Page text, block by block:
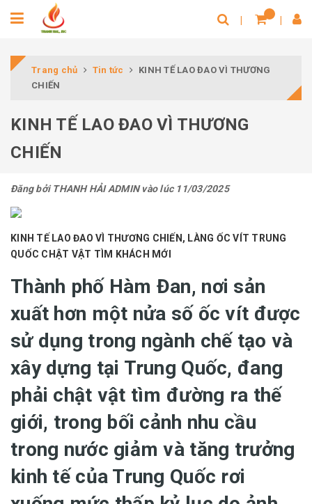
Trang chủ Tin tức
KINH TẾ LAO ĐAO VÌ THƯƠNG
CHIẾN
KINH TẾ LAO ĐAO VÌ THƯƠNG
CHIẾN
Đăng bởiTHANH HẢI ADMINvào lúc 11/03/2025
KINH TẾ LAO ĐAO VÌ THƯƠNG CHIẾN, LÀNG ỐC VÍT TRUNG
QUỐC CHẬT VẬT TÌM KHÁCH MỚI
Thành phố Hàm Đan, nơi sản
xuất hơn một nửa số ốc vít được
sử dụng trong ngành chế tạo và
xây dựng tại Trung Quốc, đang
phải chật vật tìm đường ra thế
giới, trong bối cảnh nhu cầu
trong nước giảm và tăng trưởng
kinh tế của Trung Quốc rơi